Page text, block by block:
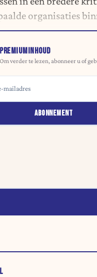
organisaties
PREMIUMINHOUD
Om verder te lezen, abonneer u of
ABONNEMENT